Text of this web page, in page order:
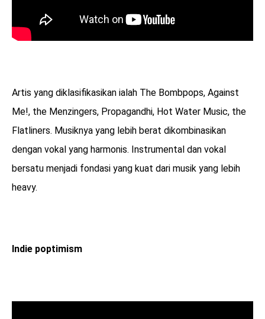
Artis yang diklasifikasikan ialah The Bombpops, Against
Me!, the Menzingers, Propagandhi, Hot Water Music, the
Flatliners. Musiknya yang lebih berat dikombinasikan
dengan vokal yang harmonis. Instrumental dan vokal
bersatu menjadi fondasi yang kuat dari musik yang lebih
heavy.
Indie poptimism